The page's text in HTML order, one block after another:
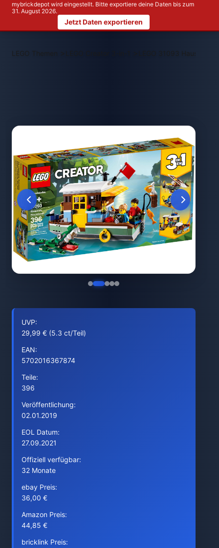
mybrickdepot wird eingestellt. Bitte exportiere deine Daten bis zum
31. August 2026.
Jetzt Daten exportieren
LEGO Themen > LEGO 31093 Hausboot
UVP:
29,99 € (5.3 ct/Teil)
EAN:
5702016367874
Teile:
396
Veröffentlichung:
02.01.2019
EOL Datum:
27.09.2021
Offiziell verfügbar:
32 Monate
ebay Preis:
36,00 €
Amazon Preis:
44,85 €
bricklink Preis: